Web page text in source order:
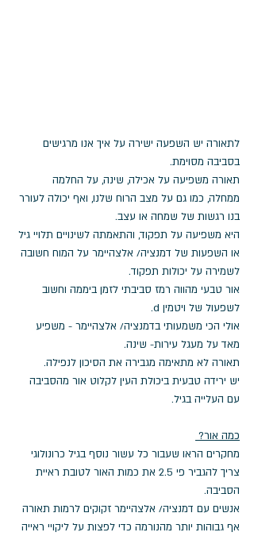
לתאורה יש השפעה ישירה על איך אנו מרגישים
בסביבה מסוימת.
תאורה משפיעה על אכילה, שינה, על החלמה
ממחלה, כמו גם על מצב הרוח שלנו, ואף יכולה לעורר
בנו רגשות של שמחה או עצב.
היא משפיעה על תפקוד, והתאמתה לשינויים תלויי גיל
או השפעות של דמנציה/ אלצהיימר על המוח חשובה
לשמירה על יכולות תפקוד.
אור טבעי מהווה רמז סביבתי לזמן ביממה וחשוב
לשפעול של ויטמין d.
אולי הכי משמעותי בדמנציה/ אלצהיימר - משפיע
מאד על מעגל עירות- שינה.
תאורה לא מתאימה מגבירה את הסיכון לנפילה.
יש ירידה טבעית ביכולת העין לקלוט אור מהסביבה
עם העלייה בגיל.
כמה אור?
מחקרים הראו שעבור כל עשור נוסף בגיל כרונולוגי
צריך להגביר פי 2.5 את כמות האור לטובת ראיית
הסביבה.
אנשים עם דמנציה/ אלצהיימר זקוקים לרמות תאורה
אף גבוהות יותר מהנורמה כדי לפצות על ליקויי ראייה